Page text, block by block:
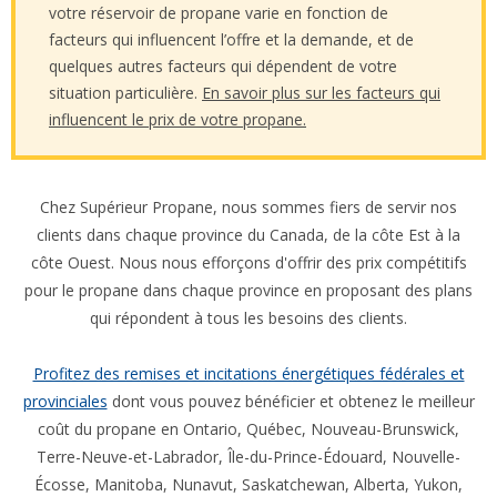
votre réservoir de propane varie en fonction de
facteurs qui influencent l’offre et la demande, et de
quelques autres facteurs qui dépendent de votre
situation particulière. En savoir plus sur les facteurs qui
influencent le prix de votre propane.
Chez Supérieur Propane, nous sommes fiers de servir nos
clients dans chaque province du Canada, de la côte Est à la
côte Ouest. Nous nous efforçons d'offrir des prix compétitifs
pour le propane dans chaque province en proposant des plans
qui répondent à tous les besoins des clients.
Profitez des remises et incitations énergétiques fédérales et
provinciales dont vous pouvez bénéficier et obtenez le meilleur
coût du propane en Ontario, Québec, Nouveau-Brunswick,
Terre-Neuve-et-Labrador, Île-du-Prince-Édouard, Nouvelle-
Écosse, Manitoba, Nunavut, Saskatchewan, Alberta, Yukon,